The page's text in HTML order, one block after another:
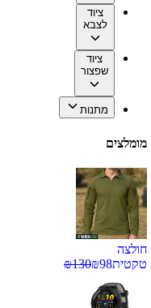
ציוד
לצבא
ציוד
שפצור
מתנות
מומלצים
חולצה
טקטית
₪98
₪130